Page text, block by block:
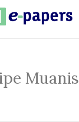
Muanis